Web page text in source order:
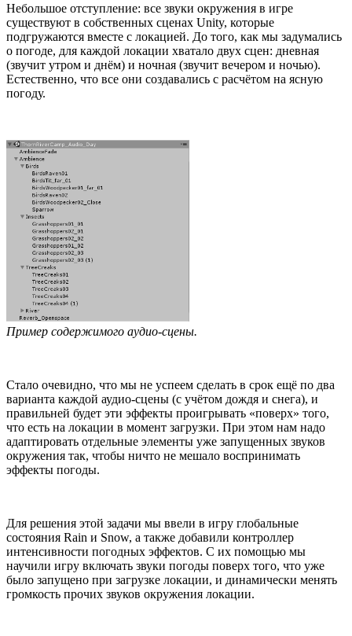
Небольшое отступление: все звуки окружения в игре
существуют в собственных сценах Unity, которые
подгружаются вместе с локацией. До того, как мы задумались
о погоде, для каждой локации хватало двух сцен: дневная
(звучит утром и днём) и ночная (звучит вечером и ночью).
Естественно, что все они создавались с расчётом на ясную
погоду.
Пример содержимого аудио-сцены.
Стало очевидно, что мы не успеем сделать в срок ещё по два
варианта каждой аудио-сцены (с учётом дождя и снега), и
правильней будет эти эффекты проигрывать «поверх» того,
что есть на локации в момент загрузки. При этом нам надо
адаптировать отдельные элементы уже запущенных звуков
окружения так, чтобы ничто не мешало воспринимать
эффекты погоды.
Для решения этой задачи мы ввели в игру глобальные
состояния Rain и Snow, а также добавили контроллер
интенсивности погодных эффектов. С их помощью мы
научили игру включать звуки погоды поверх того, что уже
было запущено при загрузке локации, и динамически менять
громкость прочих звуков окружения локации.